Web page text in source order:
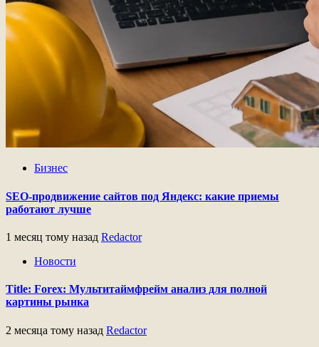
Бизнес
SEO-продвижение сайтов под Яндекс: какие приемы
работают лучше
1 месяц тому назад Redactor
Новости
Title: Forex: Мультитаймфрейм анализ для полной
картины рынка
2 месяца тому назад Redactor